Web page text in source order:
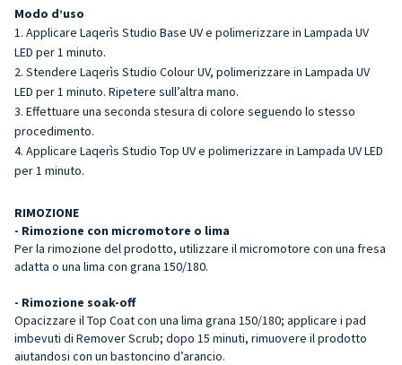
Modo d’uso
Applicare Laqerìs Studio Base UV e polimerizzare in Lampada UV
LED per 1 minuto.
Stendere Laqerìs Studio Colour UV, polimerizzare in Lampada UV
LED per 1 minuto. Ripetere sull’altra mano.
Effettuare una seconda stesura di colore seguendo lo stesso
procedimento.
Applicare Laqerìs Studio Top UV e polimerizzare in Lampada UV LED
per 1 minuto.
RIMOZIONE
- Rimozione con micromotore o lima
Per la rimozione del prodotto, utilizzare il micromotore con una fresa
adatta o una lima con grana 150/180.
- Rimozione soak-off
Opacizzare il Top Coat con una lima grana 150/180; applicare i pad
imbevuti di Remover Scrub; dopo 15 minuti, rimuovere il prodotto
aiutandosi con un bastoncino d’arancio.